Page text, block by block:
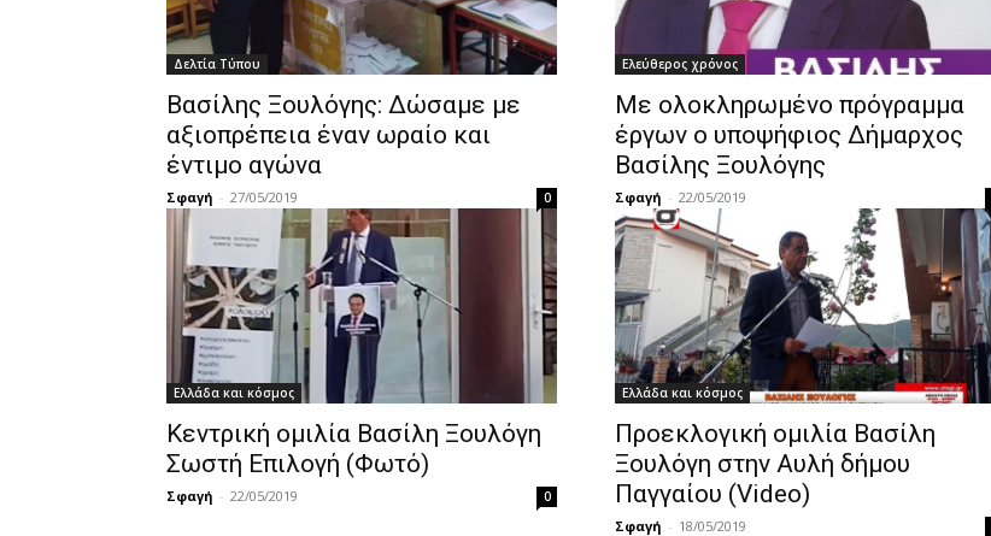
Δελτία Τύπου
Βασίλης Ξουλόγης: Δώσαμε με
αξιοπρέπεια έναν ωραίο και
έντιμο αγώνα
Σφαγή - 27/05/2019 0
Ελεύθερος χρόνος
Με ολοκληρωμένο πρόγραμμα
έργων ο υποψήφιος Δήμαρχος
Βασίλης Ξουλόγης
Σφαγή - 22/05/2019
Ελλάδα και κόσμος
Κεντρική ομιλία Βασίλη Ξουλόγη
Σωστή Επιλογή (Φωτό)
Σφαγή - 22/05/2019 0
Ελλάδα και κόσμος
Προεκλογική ομιλία Βασίλη
Ξουλόγη στην Αυλή δήμου
Παγγαίου (Video)
Σφαγή - 18/05/2019